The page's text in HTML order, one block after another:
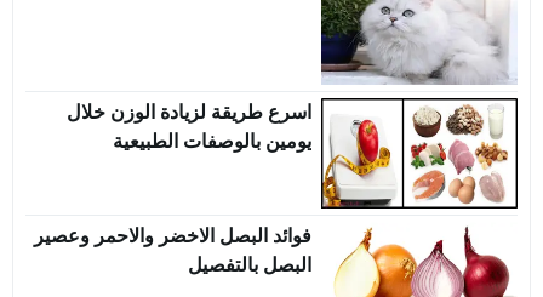
اسرع طريقة لزيادة الوزن خلال
يومين بالوصفات الطبيعية
فوائد البصل الاخضر والاحمر وعصير
البصل بالتفصيل